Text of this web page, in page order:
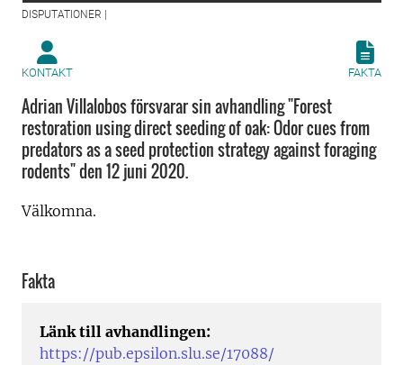
DISPUTATIONER |
KONTAKT FAKTA
Adrian Villalobos försvarar sin avhandling "Forest
restoration using direct seeding of oak: Odor cues from
predators as a seed protection strategy against foraging
rodents" den 12 juni 2020.
Välkomna.
Fakta
Länk till avhandlingen:
https://pub.epsilon.slu.se/17088/